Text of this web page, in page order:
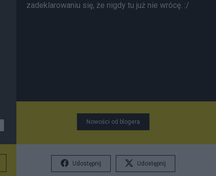
zadeklarowaniu się, że nigdy tu już nie wrócę. :/
Nowości od blogera
Udostępnij Udostępnij